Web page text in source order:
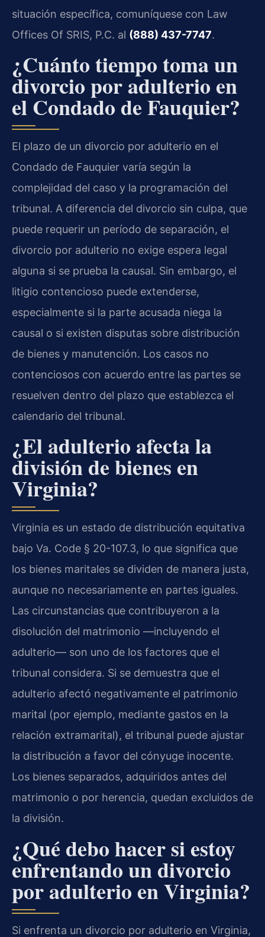
situación específica, comuníquese con Law
Offices Of SRIS, P.C. al (888) 437-7747.
¿Cuánto tiempo toma un
divorcio por adulterio en
el Condado de Fauquier?
El plazo de un divorcio por adulterio en el
Condado de Fauquier varía según la
complejidad del caso y la programación del
tribunal. A diferencia del divorcio sin culpa, que
puede requerir un período de separación, el
divorcio por adulterio no exige espera legal
alguna si se prueba la causal. Sin embargo, el
litigio contencioso puede extenderse,
especialmente si la parte acusada niega la
causal o si existen disputas sobre distribución
de bienes y manutención. Los casos no
contenciosos con acuerdo entre las partes se
resuelven dentro del plazo que establezca el
calendario del tribunal.
¿El adulterio afecta la
división de bienes en
Virginia?
Virginia es un estado de distribución equitativa
bajo Va. Code § 20-107.3, lo que significa que
los bienes maritales se dividen de manera justa,
aunque no necesariamente en partes iguales.
Las circunstancias que contribuyeron a la
disolución del matrimonio —incluyendo el
adulterio— son uno de los factores que el
tribunal considera. Si se demuestra que el
adulterio afectó negativamente el patrimonio
marital (por ejemplo, mediante gastos en la
relación extramarital), el tribunal puede ajustar
la distribución a favor del cónyuge inocente.
Los bienes separados, adquiridos antes del
matrimonio o por herencia, quedan excluidos de
la división.
¿Qué debo hacer si estoy
enfrentando un divorcio
por adulterio en Virginia?
Si enfrenta un divorcio por adulterio en Virginia,